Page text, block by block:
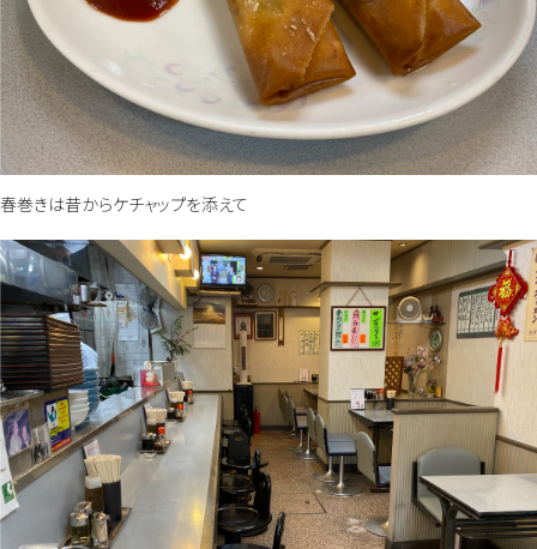
春巻きは昔からケチャップを添えて